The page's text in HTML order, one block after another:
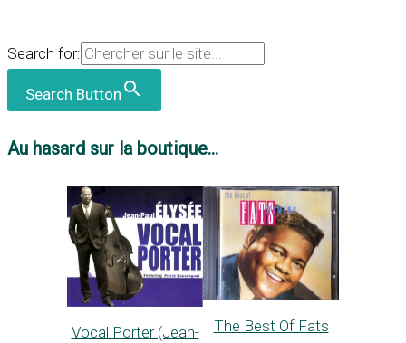
Search for:
Search Button
Au hasard sur la boutique...
Vocal Porter (Jean-
The Best Of Fats